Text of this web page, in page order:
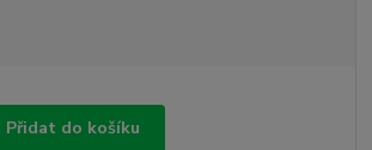
Přidat do košíku